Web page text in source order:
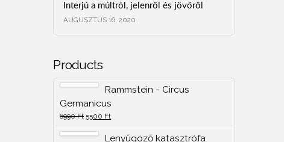
Interjú a múltról, jelenről és jövőről
AUGUSZTUS 16, 2020
Products
Rammstein - Circus
Germanicus
6990Ft 5500 Ft
Lenyűgöző katasztrófa